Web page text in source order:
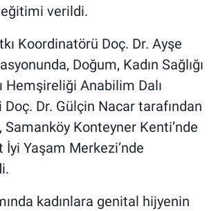
verildi.
Koordinatörü Doç. Dr. Ayşe
Doğum, Kadın Sağlığı
Hemşireliği Anabilim Dalı
Dr. Gülçin Nacar tarafından
Konteyner Kenti’nde
İyi Yaşam Merkezi’nde
kadınlara genital hijyenin